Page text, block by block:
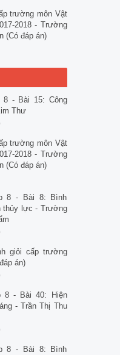
trường môn Vật
2018 - Trường
(Có đáp án)
8 - Bài 15: Công
Thư
trường môn Vật
2018 - Trường
(Có đáp án)
8 - Bài 8: Bình
thủy lực - Trường
giỏi cấp trường
án)
8 - Bài 40: Hiện
- Trần Thị Thu
8 - Bài 8: Bình